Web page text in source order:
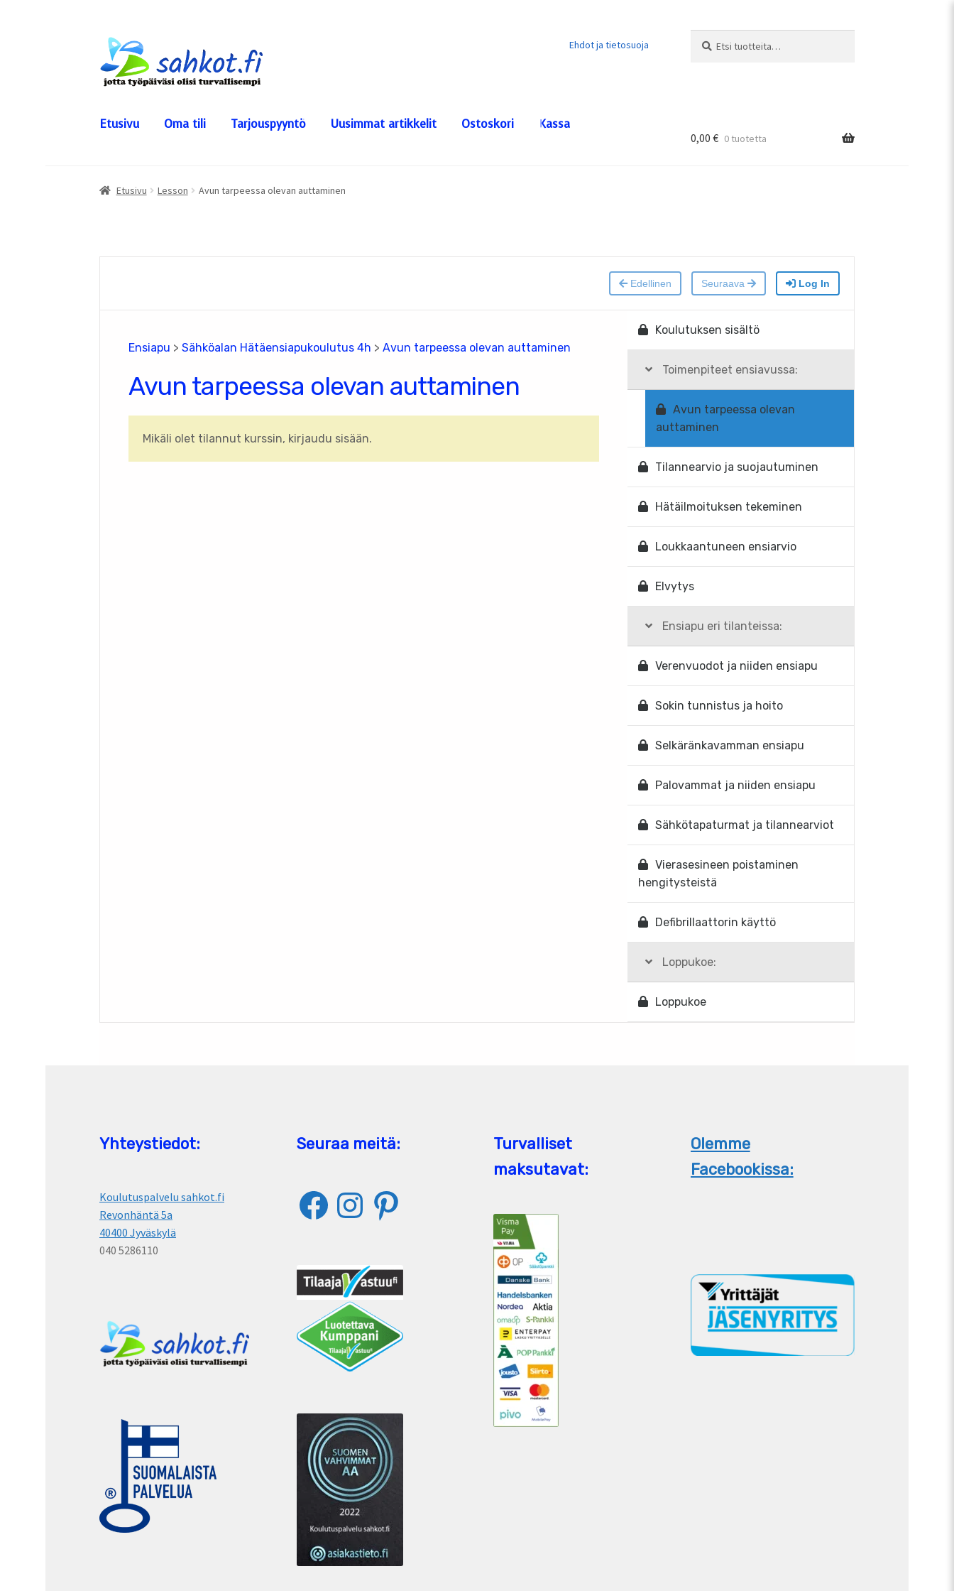
Siirry
navigointiin
Siirry
sisältöön
Ehdot ja tietosuoja
Etusivu Oma tili Tarjouspyyntö Uusimmat artikkelit Ostoskori Kassa
0,00 € 0 tuotetta
Etusivu Lesson Avun tarpeessa olevan auttaminen
Edellinen Seuraava Log In
Ensiapu > Sähköalan Hätäensiapukoulutus 4h > Avun tarpeessa olevan auttaminen
Avun tarpeessa olevan auttaminen
Mikäli olet tilannut kurssin, kirjaudu sisään.
Koulutuksen sisältö
Toimenpiteet ensiavussa:
Avun tarpeessa olevan
auttaminen
Tilannearvio ja suojautuminen
Hätäilmoituksen tekeminen
Loukkaantuneen ensiarvio
Elvytys
Ensiapu eri tilanteissa:
Verenvuodot ja niiden ensiapu
Sokin tunnistus ja hoito
Selkäränkavamman ensiapu
Palovammat ja niiden ensiapu
Sähkötapaturmat ja tilannearviot
Vierasesineen poistaminen
hengitysteistä
Defibrillaattorin käyttö
Loppukoe:
Loppukoe
Yhteystiedot:
Koulutuspalvelu sahkot.fi
Revonhäntä 5a
40400 Jyväskylä
040 5286110
Seuraa meitä:
FacebookInstagramPinterest
Turvalliset
maksutavat:
Olemme
Facebookissa: